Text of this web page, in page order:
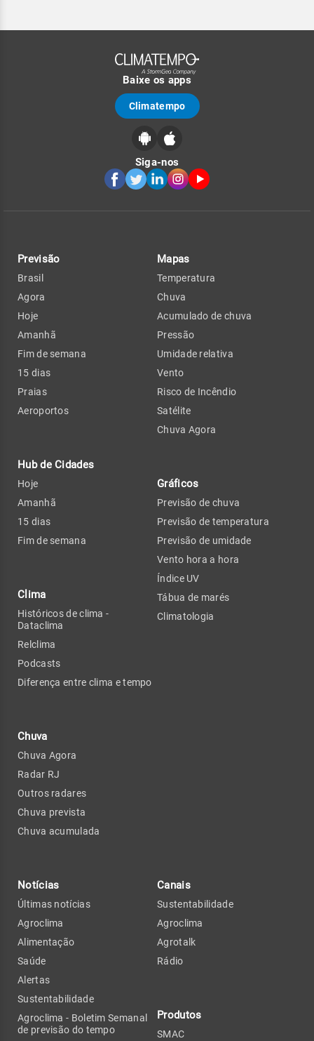
Baixe os apps
Climatempo
Siga-nos
Previsão
Brasil
Agora
Hoje
Amanhã
Fim de semana
15 dias
Praias
Aeroportos
Hub de Cidades
Hoje
Amanhã
15 dias
Fim de semana
Clima
Históricos de clima -
Dataclima
Relclima
Podcasts
Diferença entre clima e tempo
Chuva
Chuva Agora
Radar RJ
Outros radares
Chuva prevista
Chuva acumulada
Mapas
Temperatura
Chuva
Acumulado de chuva
Pressão
Umidade relativa
Vento
Risco de Incêndio
Satélite
Chuva Agora
Gráficos
Previsão de chuva
Previsão de temperatura
Previsão de umidade
Vento hora a hora
Índice UV
Tábua de marés
Climatologia
Notícias
Últimas notícias
Agroclima
Alimentação
Saúde
Alertas
Sustentabilidade
Agroclima - Boletim Semanal
de previsão do tempo
Canais
Sustentabilidade
Agroclima
Agrotalk
Rádio
Produtos
SMAC